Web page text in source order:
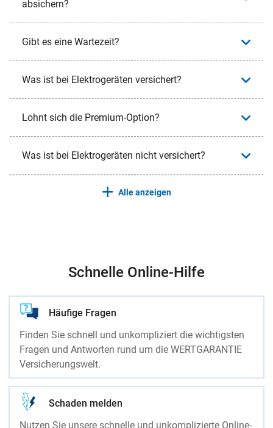
absichern?
Gibt es eine Wartezeit?
Was ist bei Elektrogeräten versichert?
Lohnt sich die Premium-Option?
Was ist bei Elektrogeräten nicht versichert?
Alle anzeigen
Schnelle Online-Hilfe
Häufige Fragen
Finden Sie schnell und unkompliziert die wichtigsten
Fragen und Antworten rund um die WERTGARANTIE
Versicherungswelt.
Schaden melden
Nutzen Sie unsere schnelle und unkomplizierte Online-